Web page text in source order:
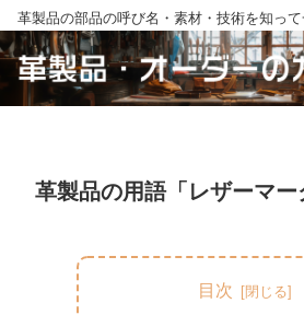
革製品の部品の呼び名・素材・技術を知っ
革製品の用語「レザーマー
目次